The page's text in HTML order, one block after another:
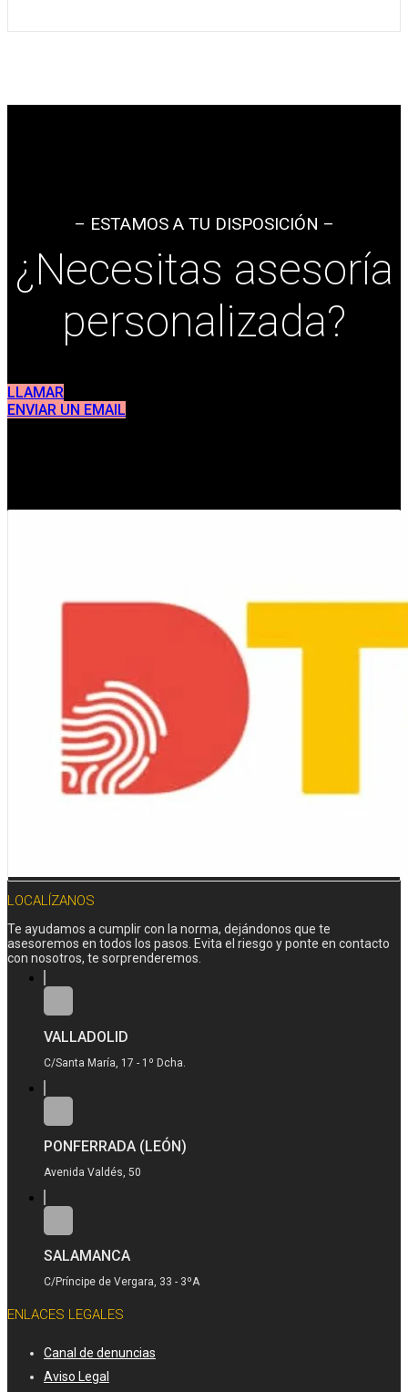
– ESTAMOS A TU DISPOSICIÓN –
¿Necesitas asesoría
personalizada?
LLAMAR
ENVIAR UN EMAIL
LOCALÍZANOS
Te ayudamos a cumplir con la norma, dejándonos que te
asesoremos en todos los pasos. Evita el riesgo y ponte en contacto
con nosotros, te sorprenderemos.
VALLADOLID
C/Santa María, 17 - 1º Dcha.
PONFERRADA (LEÓN)
Avenida Valdés, 50
SALAMANCA
C/Príncipe de Vergara, 33 - 3ºA
ENLACES LEGALES
Canal de denuncias
Aviso Legal